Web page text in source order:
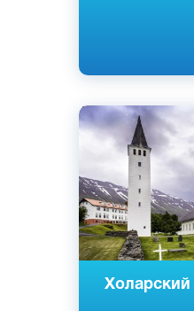
Холарский
Английский
Исландский
Сейдаркрокюр,
Государственный